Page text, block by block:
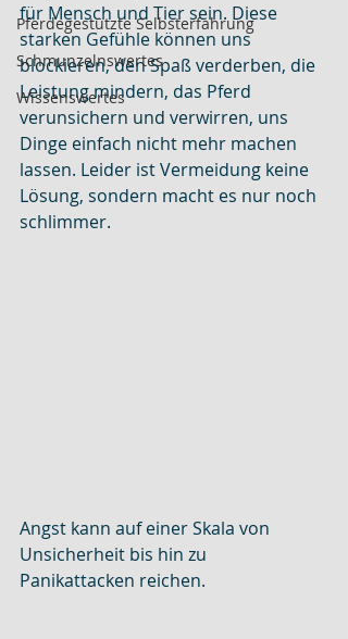
Pferdegestützte Selbsterfahrung
Schmunzelnswertes
Wissenswertes
für Mensch und Tier sein. Diese
starken Gefühle können uns
blockieren, den Spaß verderben, die
Leistung mindern, das Pferd
verunsichern und verwirren, uns
Dinge einfach nicht mehr machen
lassen. Leider ist Vermeidung keine
Lösung, sondern macht es nur noch
schlimmer.
Angst kann auf einer Skala von
Unsicherheit bis hin zu
Panikattacken reichen.